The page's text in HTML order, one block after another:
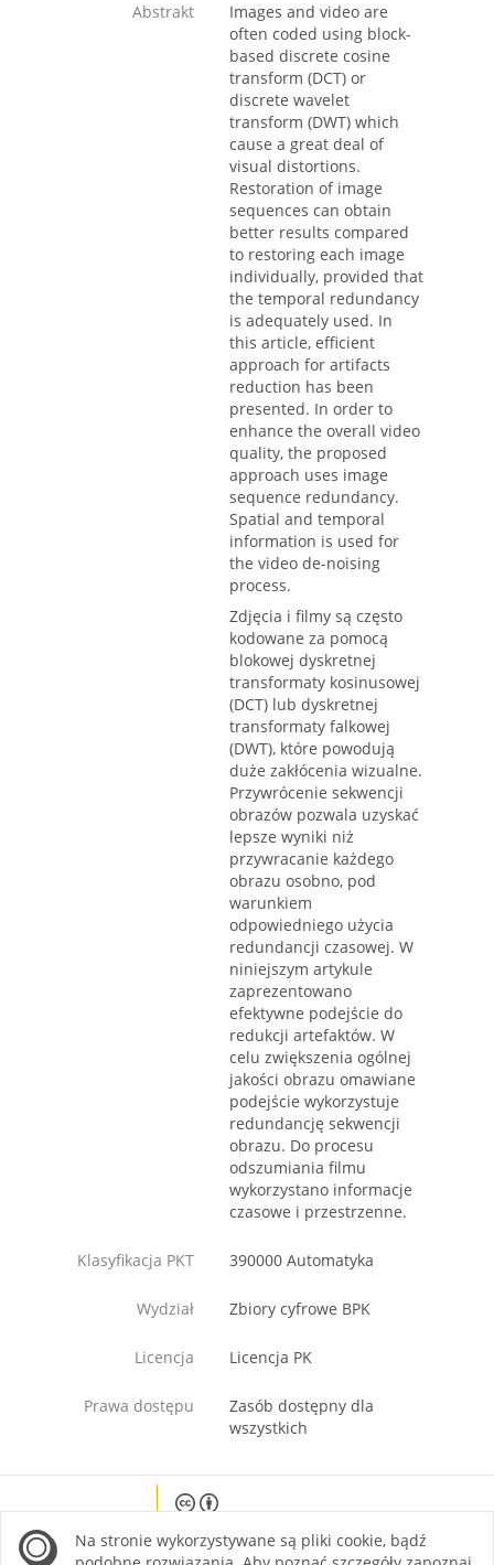
Abstrakt
Images and video are
often coded using block-
based discrete cosine
transform (DCT) or
discrete wavelet
transform (DWT) which
cause a great deal of
visual distortions.
Restoration of image
sequences can obtain
better results compared
to restoring each image
individually, provided that
the temporal redundancy
is adequately used. In
this article, efficient
approach for artifacts
reduction has been
presented. In order to
enhance the overall video
quality, the proposed
approach uses image
sequence redundancy.
Spatial and temporal
information is used for
the video de-noising
process.
Zdjęcia i filmy są często
kodowane za pomocą
blokowej dyskretnej
transformaty kosinusowej
(DCT) lub dyskretnej
transformaty falkowej
(DWT), które powodują
duże zakłócenia wizualne.
Przywrócenie sekwencji
obrazów pozwala uzyskać
lepsze wyniki niż
przywracanie każdego
obrazu osobno, pod
warunkiem
odpowiedniego użycia
redundancji czasowej. W
niniejszym artykule
zaprezentowano
efektywne podejście do
redukcji artefaktów. W
celu zwiększenia ogólnej
jakości obrazu omawiane
podejście wykorzystuje
redundancję sekwencji
obrazu. Do procesu
odszumiania filmu
wykorzystano informacje
czasowe i przestrzenne.
Klasyfikacja PKT 390000 Automatyka
Wydział Zbiory cyfrowe BPK
Licencja Licencja PK
Prawa dostępu
Zasób dostępny dla
wszystkich
site is licensed under a Creative Commons
Attribution 4.0 International license.
Na stronie wykorzystywane są pliki cookie, bądź